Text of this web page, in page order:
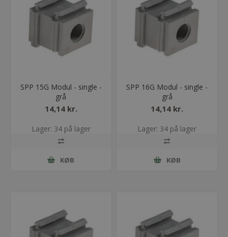
SPP 15G Modul - single -
grå
14,14 kr.
Lager: 34 på lager
KØB
SPP 16G Modul - single -
grå
14,14 kr.
Lager: 34 på lager
KØB